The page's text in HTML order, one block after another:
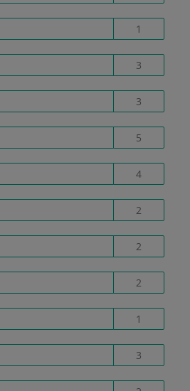
1
3
3
5
4
2
2
2
1
3